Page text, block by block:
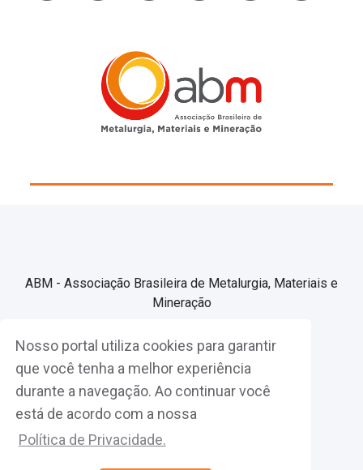
Nosso portal utiliza cookies para garantir
que você tenha a melhor experiência
durante a navegação. Ao continuar você
está de acordo com a nossa
Política de Privacidade.
ABM - Associação Brasileira de Metalurgia, Materiais e
Mineração
Associe-se
Fazer Login